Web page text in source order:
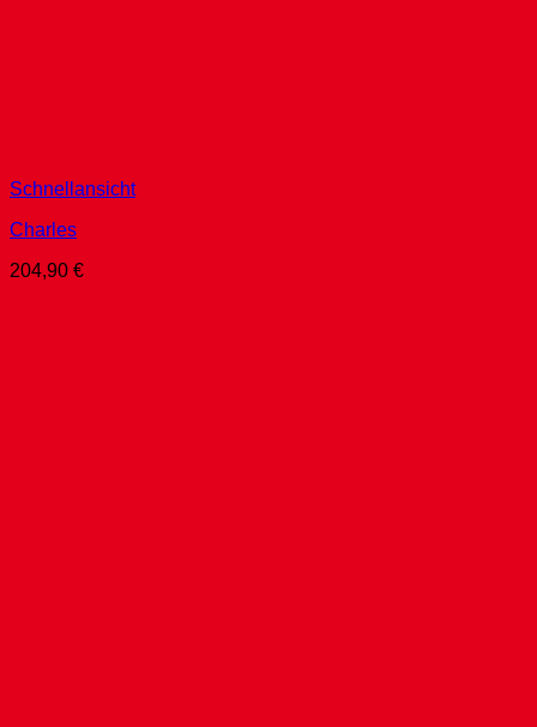
Schnellansicht
Charles
204,90 €